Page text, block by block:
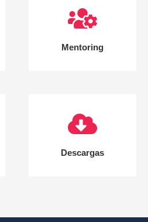
Mentoring
Descargas